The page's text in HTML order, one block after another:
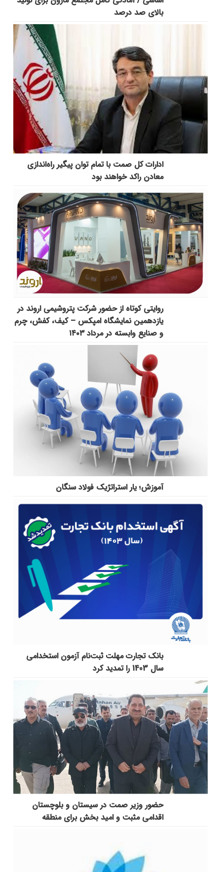
بالای صد درصد
ادارات کل صمت با تمام توان پیگیر راه‌اندازی
معادن راکد خواهند بود
روایتی کوتاه از حضور شرکت پتروشیمی اروند در
یازدهمین نمایشگاه امپکس‌ – کیف، کفش، چرم
و صنایع وابسته در مرداد ۱۴۰۳
آموزش؛ یار استراتژیک فولاد سنگان
بانک تجارت مهلت ثبت‌نام آزمون استخدامی
سال 1403 را تمدید کرد
حضور وزیر صمت در سیستان و بلوچستان
اقدامی مثبت و امید بخش برای منطقه